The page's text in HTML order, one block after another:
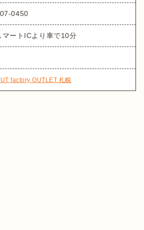
0450
マートICより車で10分
factory OUTLET 札幌